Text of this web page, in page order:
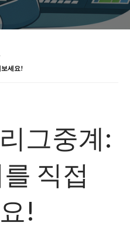
보세요!
그중계:
직접
!